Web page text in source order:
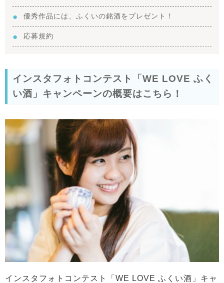
優秀作品には、ふくいの銘酒をプレゼント！
応募規約
インスタフォトコンテスト「WE LOVE ふく
い酒」キャンペーンの概要はこちら！
インスタフォトコンテスト「WE LOVE ふくい酒」キャ